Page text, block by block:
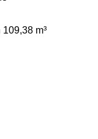
109,38 m³